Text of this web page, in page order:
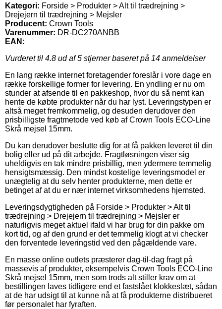
Kategori: Forside > Produkter > Alt til trædrejning >
Drejejern til trædrejning > Mejsler
Producent: Crown Tools
Varenummer: DR-DC270ANBB
EAN:
Vurderet til 4.8 ud af 5 stjerner baseret på 14 anmeldelser
En lang række internet foretagender foreslår i vore dage en
række forskellige former for levering. En yndling er nu om
stunder at afsende til en pakkeshop, hvor du så nemt kan
hente de købte produkter når du har lyst. Leveringstypen er
altså meget fremkommelig, og desuden derudover den
prisbilligste fragtmetode ved køb af Crown Tools ECO-Line
Skrå mejsel 15mm.
Du kan derudover beslutte dig for at få pakken leveret til din
bolig eller ud på dit arbejde. Fragtløsningen viser sig
uheldigvis en tak mindre prisbillig, men ydermere temmelig
hensigtsmæssig. Den mindst kostelige leveringsmodel er
unægtelig at du selv henter produkterne, men dette er
betinget af at du er nær internet virksomhedens hjemsted.
Leveringsdygtigheden på Forside > Produkter > Alt til
trædrejning > Drejejern til trædrejning > Mejsler er
naturligvis meget aktuel ifald vi har brug for din pakke om
kort tid, og af den grund er det temmelig klogt at vi checker
den forventede leveringstid ved den pågældende vare.
En masse online outlets præsterer dag-til-dag fragt på
massevis af produkter, eksempelvis Crown Tools ECO-Line
Skrå mejsel 15mm, men som trods alt stiller krav om at
bestillingen laves tidligere end et fastslået klokkeslæt, sådan
at de har udsigt til at kunne nå at få produkterne distribueret
før personalet har fyraften.